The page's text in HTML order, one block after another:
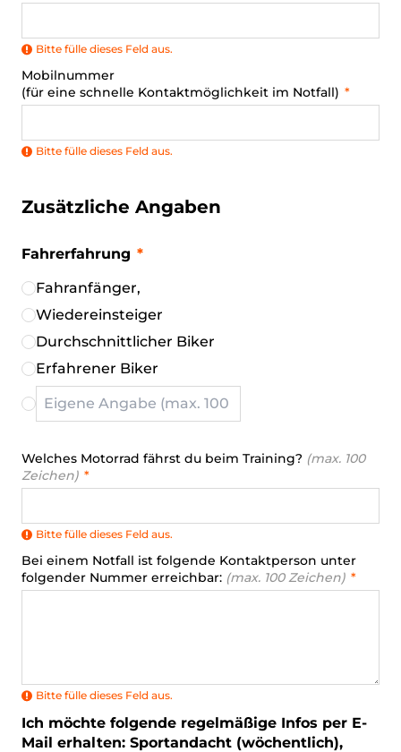
Bitte fülle dieses Feld aus.
Mobilnummer
(für eine schnelle Kontaktmöglichkeit im Notfall)
Bitte fülle dieses Feld aus.
Zusätzliche Angaben
Fahrerfahrung
Fahranfänger,
Wiedereinsteiger
Durchschnittlicher Biker
Erfahrener Biker
Welches Motorrad fährst du beim Training? (max. 100
Zeichen)
Bitte fülle dieses Feld aus.
Bei einem Notfall ist folgende Kontaktperson unter
folgender Nummer erreichbar: (max. 100 Zeichen)
Bitte fülle dieses Feld aus.
Ich möchte folgende regelmäßige Infos per E-
Mail erhalten: Sportandacht (wöchentlich),